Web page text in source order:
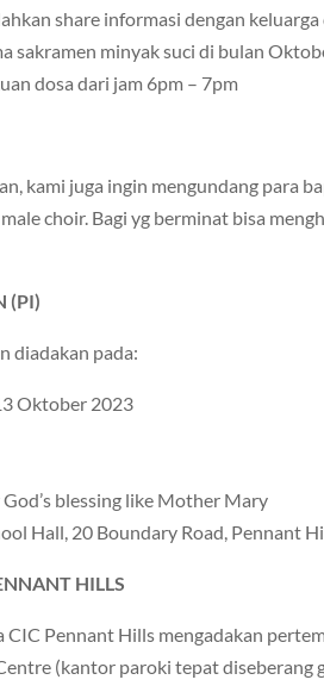
share informasi dengan
sakramen minyak suci di bulan
dosa dari jam 6pm – 7pm
kami juga ingin mengundang para
choir. Bagi yg berminat bisa
(PI)
diadakan pada:
Oktober 2023
blessing like Mother Mary
Hall, 20 Boundary Road, Pennant
HILLS
CIC Pennant Hills mengadakan
(kantor paroki tepat diseberang